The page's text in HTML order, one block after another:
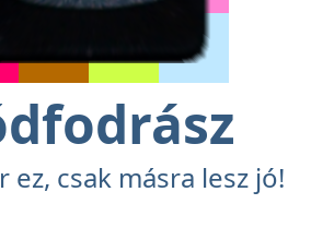
ez, csak másra lesz jó!